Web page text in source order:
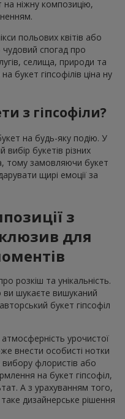
ніжну композицію,
польових квітів або
чудовий спогад про
селища, природи та
букет гіпсофілів ціна ну
з гіпсофіли?
на будь-яку подію. У
букетів різних
тому замовляючи букет
щирі емоції за
з
для
розкіш та унікальність.
шукаєте вишуканий
букет гіпсофіл
атмосферність урочистої
внести особисті нотки
вибору флористів або
на букет гіпсофіл,
А з урахуванням того,
дизайнерське рішення